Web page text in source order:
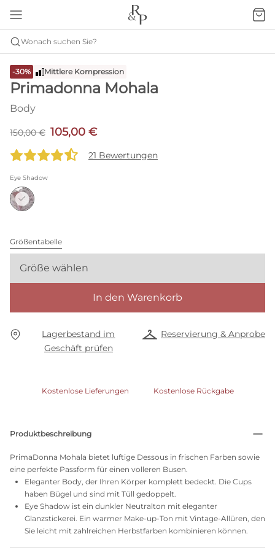
Wonach suchen Sie?
-30% Mittlere Kompression
Primadonna Mohala
Body
150,00 € 105,00 €
21 Bewertungen
Eye Shadow
Größentabelle
Größe wählen
In den Warenkorb
Lagerbestand im
Geschäft prüfen
Reservierung & Anprobe
Kostenlose Lieferungen Kostenlose Rückgabe
Produktbeschreibung
PrimaDonna Mohala bietet luftige Dessous in frischen Farben sowie
eine perfekte Passform für einen volleren Busen.
Eleganter Body, der Ihren Körper komplett bedeckt. Die Cups
haben Bügel und sind mit Tüll gedoppelt.
Eye Shadow ist ein dunkler Neutralton mit eleganter
Glanzstickerei. Ein warmer Make-up-Ton mit Vintage-Allüren, den
Sie leicht mit zahlreichen Herbstfarben kombinieren können.